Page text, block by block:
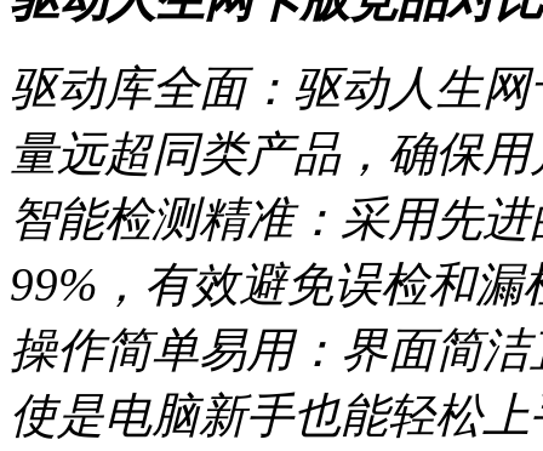
驱动库全面：驱动人生
量远超同类产品，确保
智能检测精准：采用先
99%，有效避免误检和漏
操作简单易用：界面简
使是电脑新手也能轻松上